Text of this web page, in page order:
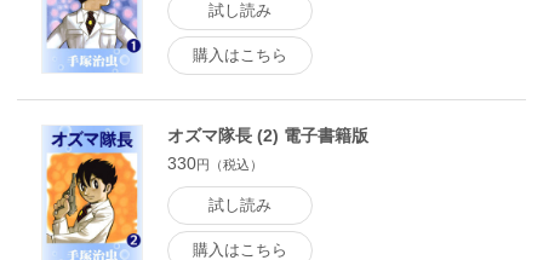
試し読み
購入はこちら
オズマ隊長 (2) 電子書籍版
330円（税込）
試し読み
購入はこちら